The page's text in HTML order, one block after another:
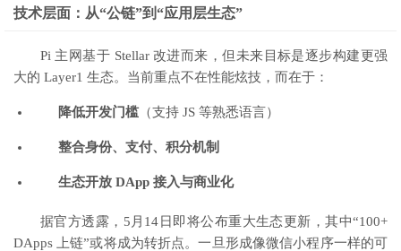
技术层面：从“公链”到“应用层生态”
Pi 主网基于 Stellar 改进而来，但未来目标是逐步构建更强
大的 Layer1 生态。当前重点不在性能炫技，而在于：
降低开发门槛（支持 JS 等熟悉语言）
整合身份、支付、积分机制
生态开放 DApp 接入与商业化
据官方透露，5月14日即将公布重大生态更新，其中“100+
DApps 上链”或将成为转折点。一旦形成像微信小程序一样的可